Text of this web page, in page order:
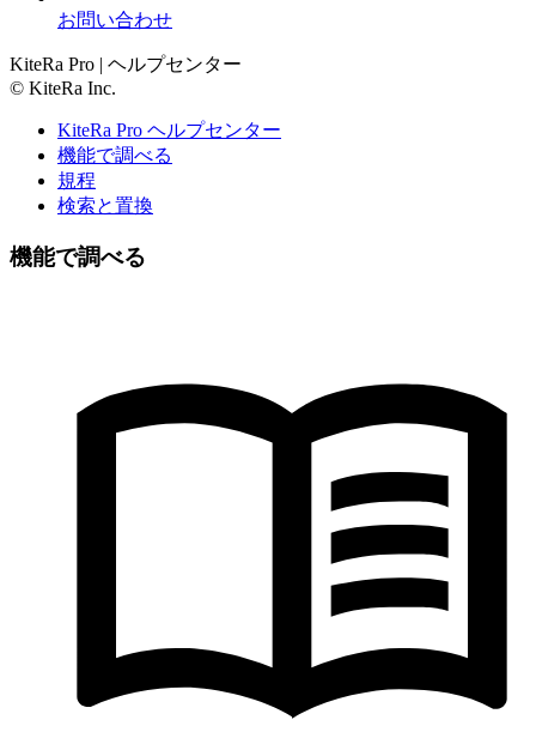
お問い合わせ
KiteRa Pro | ヘルプセンター
© KiteRa Inc.
KiteRa Pro ヘルプセンター
機能で調べる
規程
検索と置換
機能で調べる